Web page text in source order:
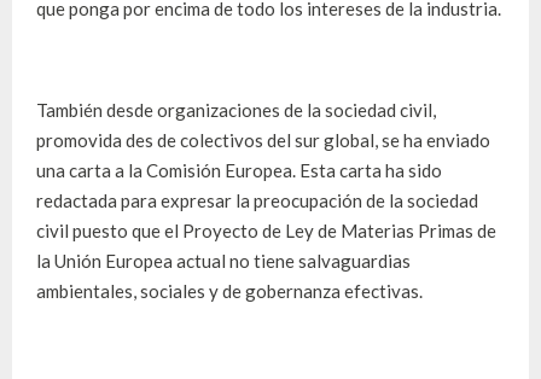
que ponga por encima de todo los intereses de la industria.
También desde organizaciones de la sociedad civil,
promovida des de colectivos del sur global, se ha enviado
una carta a la Comisión Europea. Esta carta ha sido
redactada para expresar la preocupación de la sociedad
civil puesto que el Proyecto de Ley de Materias Primas de
la Unión Europea actual no tiene salvaguardias
ambientales, sociales y de gobernanza efectivas.